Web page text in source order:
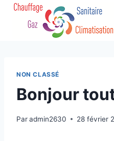
NON CLASSÉ
Bonjour
Paradmin2630 28 février